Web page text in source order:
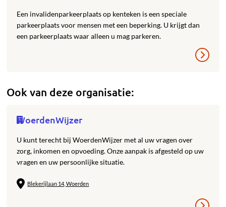
Een invalidenparkeerplaats op kenteken is een speciale
parkeerplaats voor mensen met een beperking. U krijgt dan
een parkeerplaats waar alleen u mag parkeren.
Ook van deze organisatie:
WoerdenWijzer
U kunt terecht bij WoerdenWijzer met al uw vragen over
zorg, inkomen en opvoeding. Onze aanpak is afgesteld op uw
vragen en uw persoonlijke situatie.
Blekerijlaan 14, Woerden